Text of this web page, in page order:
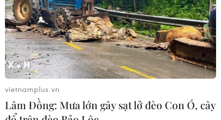
Venezuela khởi động đàm phán về
tiến trình chuyển giao chính trị
07/08/2026 02:58
Sập công trình tại Cuba khiến 2
người tử vong
07/08/2026 01:48
vietnamplus.vn
Lâm Đồng: Mưa lớn gây sạt lở đèo Con Ó, cây